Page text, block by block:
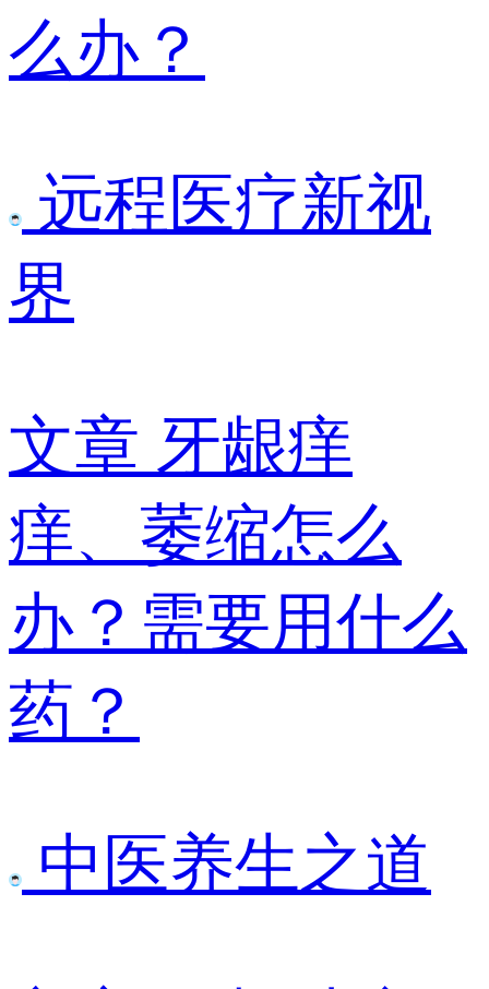
么办？
远程医疗新视
界
文章 牙龈痒
痒、萎缩怎么
办？需要用什么
药？
中医养生之道